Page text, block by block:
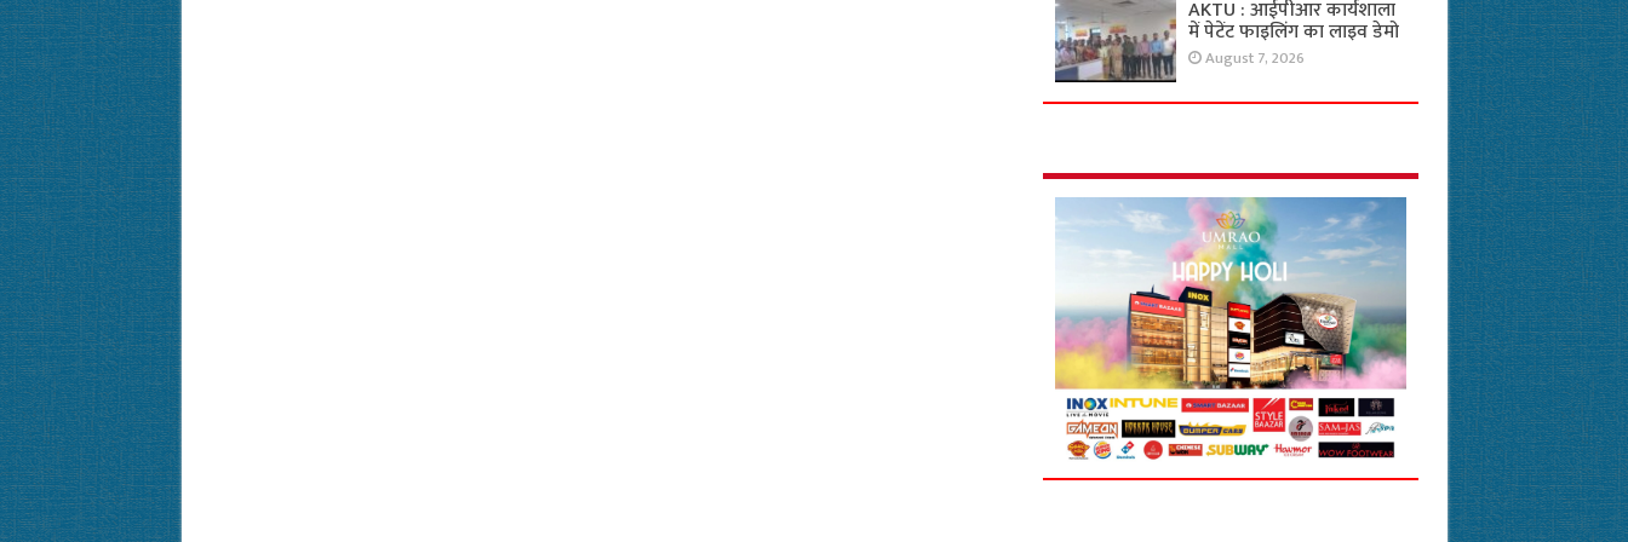
AKTU : आईपीआर कार्यशाला
में पेटेंट फाइलिंग का लाइव डेमो
August 7, 2026